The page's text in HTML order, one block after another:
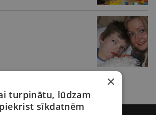
×
turpinātu, lūdzam
piekrist sīkdatnēm